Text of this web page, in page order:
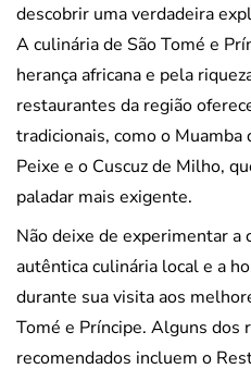
descobrir uma verdadeira
A culinária de São Tomé e
herança africana e pela
restaurantes da região
tradicionais, como o Muamba
Peixe e o Cuscuz de Milho,
paladar mais exigente.
Não deixe de experimentar a
autêntica culinária local e a
durante sua visita aos
Tomé e Príncipe. Alguns dos
recomendados incluem o